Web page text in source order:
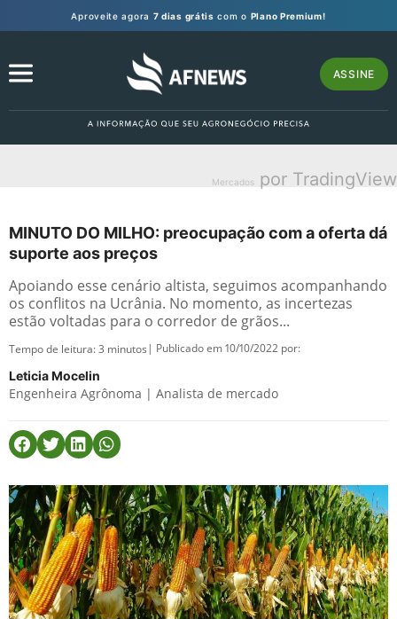
Aproveite agora 7 dias grátis com o Plano Premium!
ASSINE
Mercados por TradingView
MINUTO DO MILHO: preocupação com a oferta dá
suporte aos preços
Apoiando esse cenário altista, seguimos acompanhando
os conflitos na Ucrânia. No momento, as incertezas
estão voltadas para o corredor de grãos...
Tempo de leitura:3 minutos | Publicado em 10/10/2022 por:
Leticia Mocelin
Engenheira Agrônoma | Analista de mercado